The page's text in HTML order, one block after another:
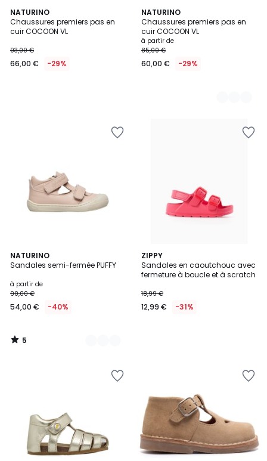
NATURINO
Chaussures premiers pas en
cuir COCOON VL
93,00 €
66,00 € -29%
NATURINO
Chaussures premiers pas en
cuir COCOON VL
à partir de
85,00 €
60,00 € -29%
3
Couleurs
NATURINO
Sandales semi-fermée PUFFY
à partir de
90,00 €
54,00 € -40%
5
/
7
Couleurs
5
/
ZIPPY
Sandales en caoutchouc avec
fermeture à boucle et à scratch
18,99 €
12,99 € -31%